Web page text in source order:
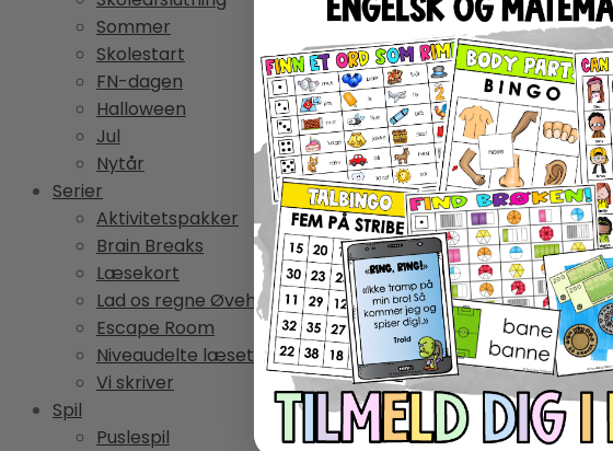
Sommer
Skolestart
FN-dagen
Halloween
Jul
Nytår
Serier
Aktivitetspakker
Brain Breaks
Læsekort
Lad os regne Øvehæfter
Escape Room
Niveaudelte læsetekster
Vi skriver
Spil
Puslespil